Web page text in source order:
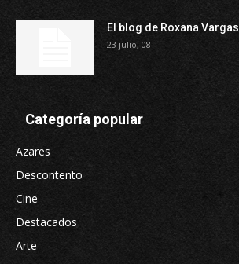
El blog de Roxana Vargas
23 julio, 08
Categoría popular
Azares
Descontento
Cine
Destacados
Arte